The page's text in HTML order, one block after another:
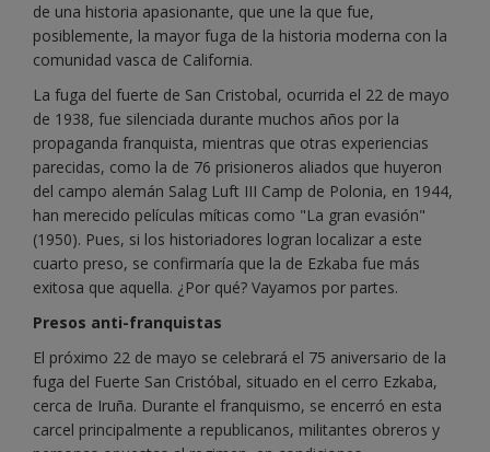
de una historia apasionante, que une la que fue,
posiblemente, la mayor fuga de la historia moderna con la
comunidad vasca de California.
La fuga del fuerte de San Cristobal, ocurrida el 22 de mayo
de 1938, fue silenciada durante muchos años por la
propaganda franquista, mientras que otras experiencias
parecidas, como la de 76 prisioneros aliados que huyeron
del campo alemán Salag Luft III Camp de Polonia, en 1944,
han merecido películas míticas como "La gran evasión"
(1950). Pues, si los historiadores logran localizar a este
cuarto preso, se confirmaría que la de Ezkaba fue más
exitosa que aquella. ¿Por qué? Vayamos por partes.
Presos anti-franquistas
El próximo 22 de mayo se celebrará el 75 aniversario de la
fuga del Fuerte San Cristóbal, situado en el cerro Ezkaba,
cerca de Iruña. Durante el franquismo, se encerró en esta
carcel principalmente a republicanos, militantes obreros y